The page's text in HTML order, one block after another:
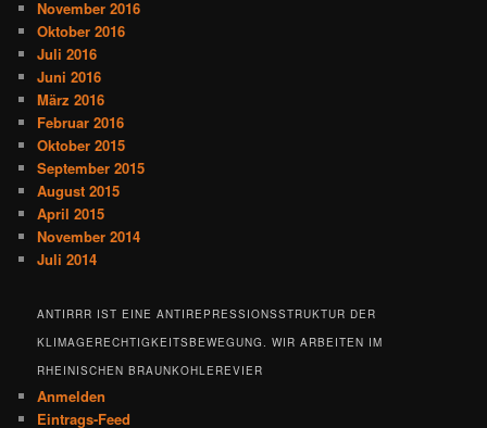
November 2016
Oktober 2016
Juli 2016
Juni 2016
März 2016
Februar 2016
Oktober 2015
September 2015
August 2015
April 2015
November 2014
Juli 2014
ANTIRRR IST EINE ANTIREPRESSIONSSTRUKTUR DER
KLIMAGERECHTIGKEITSBEWEGUNG. WIR ARBEITEN IM
RHEINISCHEN BRAUNKOHLEREVIER
Anmelden
Eintrags-Feed